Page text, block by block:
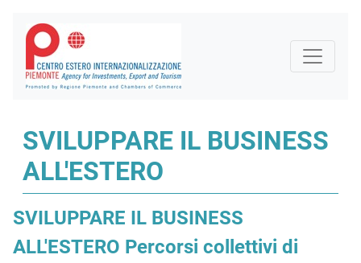
SVILUPPARE IL BUSINESS
ALL'ESTERO
SVILUPPARE IL BUSINESS
ALL'ESTERO Percorsi collettivi di